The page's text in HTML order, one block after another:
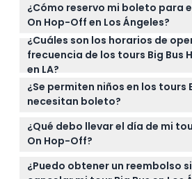
¿Cómo reservo mi boleto para
On Hop-Off en Los Ángeles?
Puedes reservar fácilmente tu
Bus Hop-On Hop-Off en línea
sitio web. Solo selecciona el tipo
fecha que prefieras, luego sigue
reserva paso a paso.
¿Cuáles son los horarios de
frecuencia de los tours Big Bus
en LA?
El Recorrido Hollywood (Ruta
AM a 4:30 PM, con autobuses
Azul) tiene salidas programadas a
AM, 1:00 PM, 2:00 PM y 3:15 PM
¿Se permiten niños en los tours
necesitan boleto?
Los niños de 0 a 12 años deben
por un adulto que pague, y los
pueden viajar gratis si no ocupan
separado. Esto facilita y hace
¿Qué debo llevar el día de mi
On Hop-Off?
Lleva protección solar como un
bloqueador solar, zapatos
¿Puedo obtener un reembolso